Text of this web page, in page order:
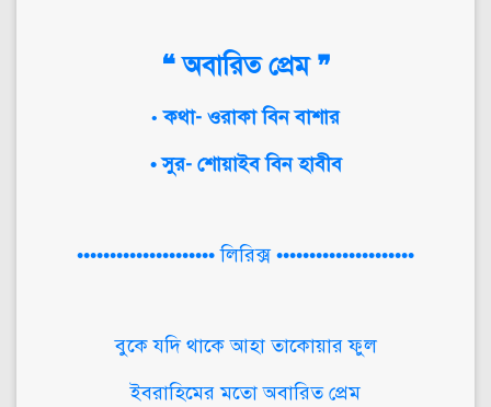
❝ অবারিত প্রেম ❞
• কথা- ওরাকা বিন বাশার
• সুর- শোয়াইব বিন হাবীব
••••••••••••••••••••• লিরিক্স •••••••••••••••••••••
বুকে যদি থাকে আহা তাকোয়ার ফুল
ইবরাহিমের মতো অবারিত প্রেম